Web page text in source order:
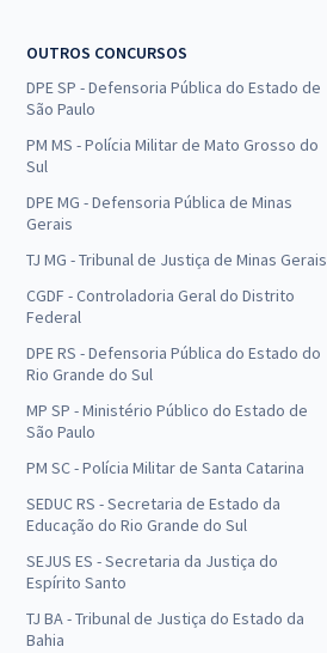
OUTROS CONCURSOS
DPE SP - Defensoria Pública do Estado de
São Paulo
PM MS - Polícia Militar de Mato Grosso do
Sul
DPE MG - Defensoria Pública de Minas
Gerais
TJ MG - Tribunal de Justiça de Minas Gerais
CGDF - Controladoria Geral do Distrito
Federal
DPE RS - Defensoria Pública do Estado do
Rio Grande do Sul
MP SP - Ministério Público do Estado de
São Paulo
PM SC - Polícia Militar de Santa Catarina
SEDUC RS - Secretaria de Estado da
Educação do Rio Grande do Sul
SEJUS ES - Secretaria da Justiça do
Espírito Santo
TJ BA - Tribunal de Justiça do Estado da
Bahia